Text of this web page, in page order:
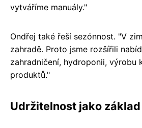
vytváříme manuály."
Ondřej také řeší sezónnost. "V
zahradě. Proto jsme rozšířili
zahradničení, hydroponii, výrobu
produktů."
Udržitelnost jako